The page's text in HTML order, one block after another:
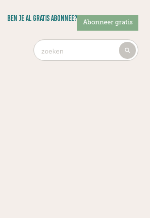
BEN JE AL GRATIS ABONNEE? Abonneer gratis